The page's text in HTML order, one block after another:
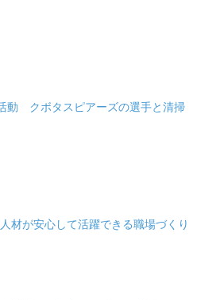
動 クボタスピアーズの選手と清掃
材が安心して活躍できる職場づくり